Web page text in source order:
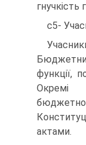
с5-
функції,
Окремі
актами.